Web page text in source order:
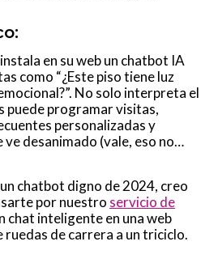
en su web un chatbot IA
como “¿Este piso tiene luz
No solo interpreta el
puede programar visitas,
personalizadas y
ve desanimado (vale, eso no…
chatbot digno de 2024, creo
por nuestro servicio de
chat inteligente en una web
ruedas de carrera a un triciclo.